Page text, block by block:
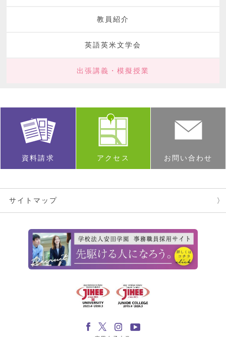
教員紹介
英語英米文学会
出張講義・模擬授業
資料請求 アクセス お問い合わせ
サイトマップ